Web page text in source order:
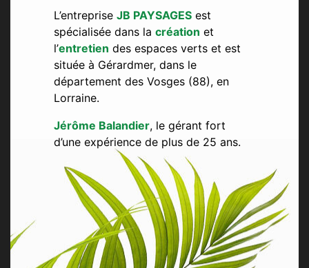
L’entreprise JB PAYSAGESest
spécialisée dans la création et
l’entretien des espaces verts et est
située à Gérardmer, dans le
département des Vosges (88), en
Lorraine.
Jérôme Balandier, le gérant fort
d’une expérience de plus de 25 ans.